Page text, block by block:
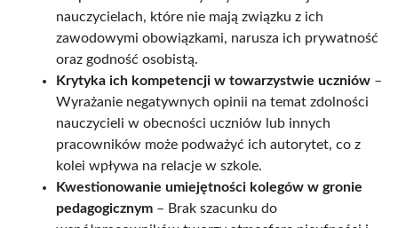
nauczycielach, które nie mają związku z ich
zawodowymi obowiązkami, narusza ich prywatność
oraz godność osobistą.
Krytyka ich kompetencji w towarzystwie uczniów –
Wyrażanie negatywnych opinii na temat zdolności
nauczycieli w obecności uczniów lub innych
pracowników może podważyć ich autorytet, co z
kolei wpływa na relacje w szkole.
Kwestionowanie umiejętności kolegów w gronie
pedagogicznym – Brak szacunku do